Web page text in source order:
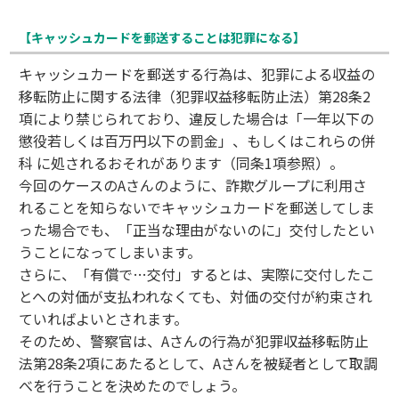
【キャッシュカードを郵送することは犯罪になる】
キャッシュカードを郵送する行為は、犯罪による収益の
移転防止に関する法律（犯罪収益移転防止法）第28条2
項により禁じられており、違反した場合は「一年以下の
懲役若しくは百万円以下の罰金」、もしくはこれらの併
科 に処されるおそれがあります（同条1項参照）。
今回のケースのAさんのように、詐欺グループに利用さ
れることを知らないでキャッシュカードを郵送してしま
った場合でも、「正当な理由がないのに」交付したとい
うことになってしまいます。
さらに、「有償で…交付」するとは、実際に交付したこ
とへの対価が支払われなくても、対価の交付が約束され
ていればよいとされます。
そのため、警察官は、Aさんの行為が犯罪収益移転防止
法第28条2項にあたるとして、Aさんを被疑者として取調
べを行うことを決めたのでしょう。